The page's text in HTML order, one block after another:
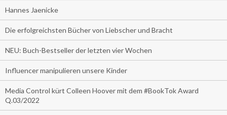
Hannes Jaenicke
Die erfolgreichsten Bücher von Liebscher und Bracht
NEU: Buch-Bestseller der letzten vier Wochen
Influencer manipulieren unsere Kinder
Media Control kürt Colleen Hoover mit dem #BookTok Award
Q.03/2022